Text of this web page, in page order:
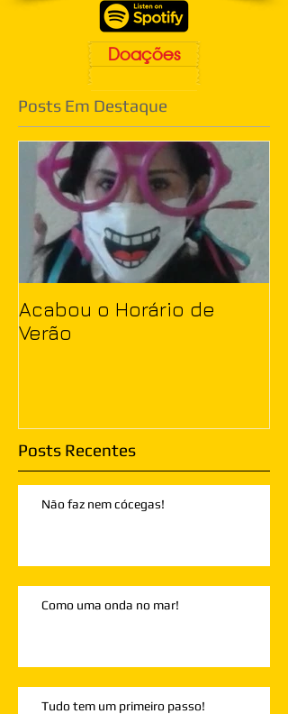
Doações
Posts Em Destaque
Acabou o Horário de
Verão
Posts Recentes
Não faz nem cócegas!
Como uma onda no mar!
Tudo tem um primeiro passo!